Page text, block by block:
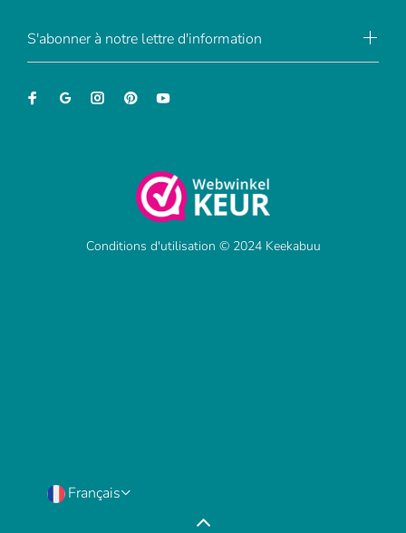
S'abonner à notre lettre d'information
Français
Conditions d'utilisation © 2024 Keekabuu